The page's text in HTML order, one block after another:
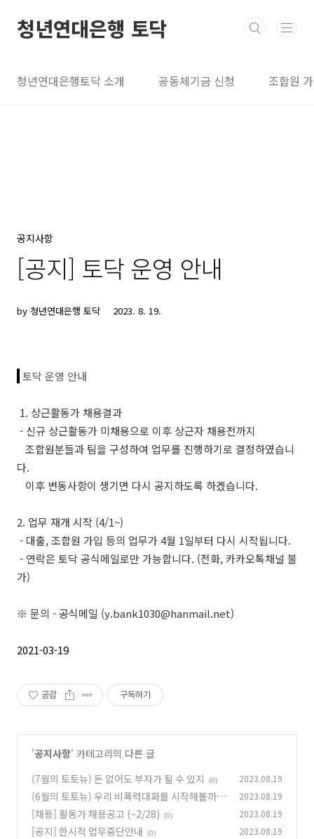
청년연대은행 토닥
청년연대은행토닥 소개 공동체기금 신청 조합원
공지사항
[공지] 토닥 운영 안내
by 청년연대은행 토닥 2023. 8. 19.
토닥 운영 안내
1. 상근활동가 채용결과
- 신규 상근활동가 미채용으로 이후 상근자 채용전까지
조합원분들과 팀을 구성하여 업무를 진행하기로 결정하였습니
다.
이후 변동사항이 생기면 다시 공지하도록 하겠습니다.
2. 업무 재개 시작 (4/1~)
- 대출, 조합원 가입 등의 업무가 4월 1일부터 다시 시작됩니다.
- 연락은 토닥 공식메일로만 가능합니다. (전화, 카카오톡채널 불
가)
※ 문의 - 공식메일 (y.bank1030@hanmail.net)
2021-03-19
공감 구독하기
'공지사항' 카테고리의 다른 글
(7월의 토토뉴) 돈 없어도 부자가 될 수 있지
(0) 2023.08.19
(6월의 토토뉴) 우리 비폭력대화를 시작해볼까?
(토토뉴 = 토요일엔 토닥 뉴스레터!)
2023.08.19
[채용] 활동가 채용공고 (~2/28) (0) 2023.08.19
[공지] 한시적 업무중단안내 (0) 2023.08.19